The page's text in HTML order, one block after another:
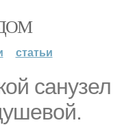
статьи
санузел